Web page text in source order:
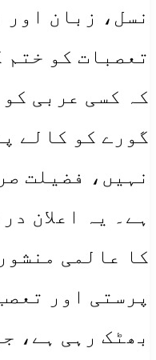
نسل، زبان اور
تعصبات کو ختم
کہ کسی عربی
گورے کو کالے
نہیں، فضیلت
ہے۔ یہ اعلان
کا عالمی
پرستی اور
بھٹک رہی ہے،